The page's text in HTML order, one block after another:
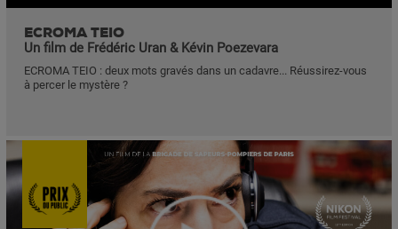
ECROMA TEIO
Un film de Frédéric Uran & Kévin Poezevara
ECROMA TEIO : deux mots gravés dans un cadavre... Réussirez-vous
à percer le mystère ?